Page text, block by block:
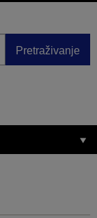
Pretraživanje